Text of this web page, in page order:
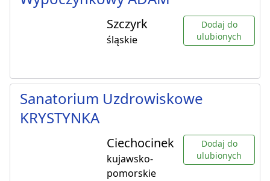
Szczyrk
śląskie
Dodaj do
ulubionych
Sanatorium Uzdrowiskowe
KRYSTYNKA
Ciechocinek
kujawsko-
pomorskie
Dodaj do
ulubionych